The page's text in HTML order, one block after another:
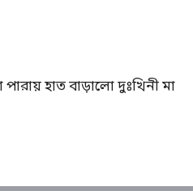
হাত বাড়ালো দুঃখিনী মা